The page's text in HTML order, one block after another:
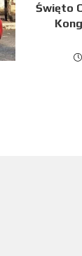
Święto